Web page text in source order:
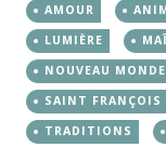
AMOUR
LUMIÈRE
NOUVEAU MONDE
SAINT FRANÇOIS
TRADITIONS